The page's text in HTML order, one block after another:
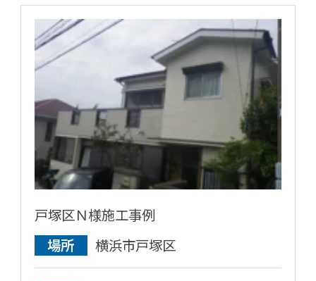
戸塚区Ｎ様施工事例
場所
横浜市戸塚区